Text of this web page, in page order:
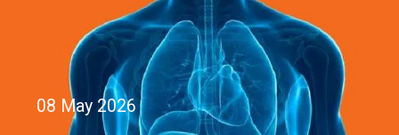
08 May 2026